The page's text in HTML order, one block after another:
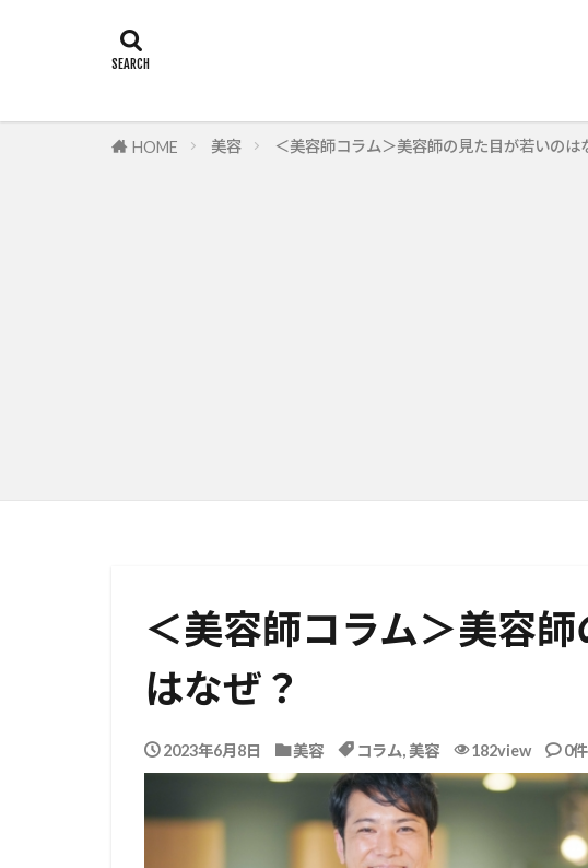
HOME 美容 ＜美容師コラム＞美容師の見た目が若いのは
＜美容師コラム＞美容
はなぜ？
2023年6月8日 美容 コラム,美容 182view 0件